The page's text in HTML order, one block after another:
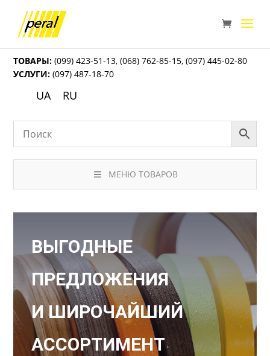
ТОВАРЫ: (099) 423-51-13,(068) 762-85-15,(097) 445-02-80
УСЛУГИ: (097) 487-18-70
UA RU
МЕНЮ ТОВАРОВ
ВЫГОДНЫЕ
ПРЕДЛОЖЕНИЯ
И ШИРОЧАЙШИЙ
АССОРТИМЕНТ